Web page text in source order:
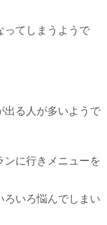
ってしまうようで
出る人が多いようで
ンに行きメニューを
ろいろ悩んでしまい